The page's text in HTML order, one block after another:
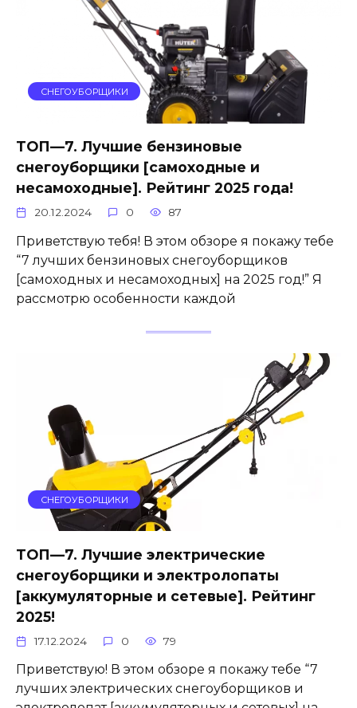
СНЕГОУБОРЩИКИ
ТОП—7. Лучшие бензиновые
снегоуборщики [самоходные и
несамоходные]. Рейтинг 2025 года!
20.12.2024 0 87
Приветствую тебя! В этом обзоре я покажу тебе
“7 лучших бензиновых снегоуборщиков
[самоходных и несамоходных] на 2025 год!” Я
рассмотрю особенности каждой
СНЕГОУБОРЩИКИ
ТОП—7. Лучшие электрические
снегоуборщики и электролопаты
[аккумуляторные и сетевые]. Рейтинг
2025!
17.12.2024 0 79
Приветствую! В этом обзоре я покажу тебе “7
лучших электрических снегоуборщиков и